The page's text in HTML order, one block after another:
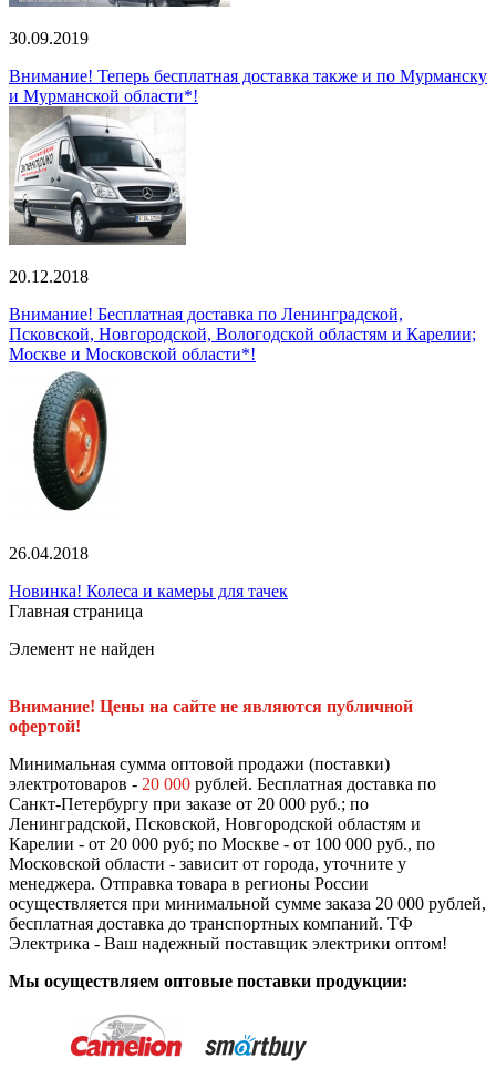
30.09.2019
Внимание! Теперь бесплатная доставка также и по Мурманску
и Мурманской области*!
20.12.2018
Внимание! Бесплатная доставка по Ленинградской,
Псковской, Новгородской, Вологодской областям и Карелии;
Москве и Московской области*!
26.04.2018
Новинка! Колеса и камеры для тачек
Главная страница
Элемент не найден
Внимание! Цены на сайте не являются публичной
офертой!
Минимальная сумма оптовой продажи (поставки)
электротоваров - 20 000 рублей. Бесплатная доставка по
Санкт-Петербургу при заказе от 20 000 руб.; по
Ленинградской, Псковской, Новгородской областям и
Карелии - от 20 000 руб; по Москве - от 100 000 руб., по
Московской области - зависит от города, уточните у
менеджера. Отправка товара в регионы России
осуществляется при минимальной сумме заказа 20 000 рублей,
бесплатная доставка до транспортных компаний. ТФ
Электрика - Ваш надежный поставщик электрики оптом!
Мы осуществляем оптовые поставки продукции: